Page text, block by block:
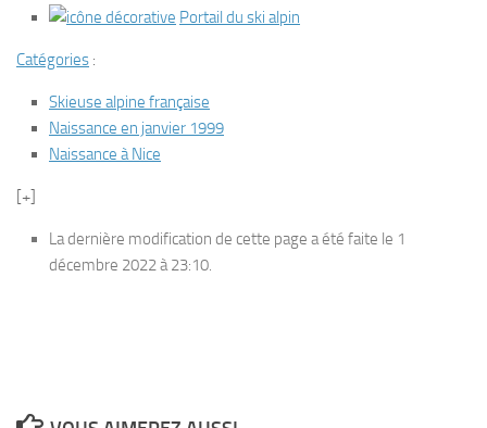
Portail du ski alpin
Catégories :
Skieuse alpine française
Naissance en janvier 1999
Naissance à Nice
[+]
La dernière modification de cette page a été faite le 1
décembre 2022 à 23:10.